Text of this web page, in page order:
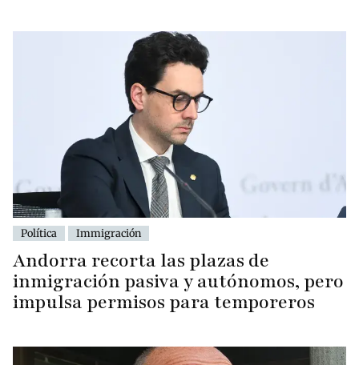
Política Immigración
Andorra recorta las plazas de
inmigración pasiva y autónomos, pero
impulsa permisos para temporeros